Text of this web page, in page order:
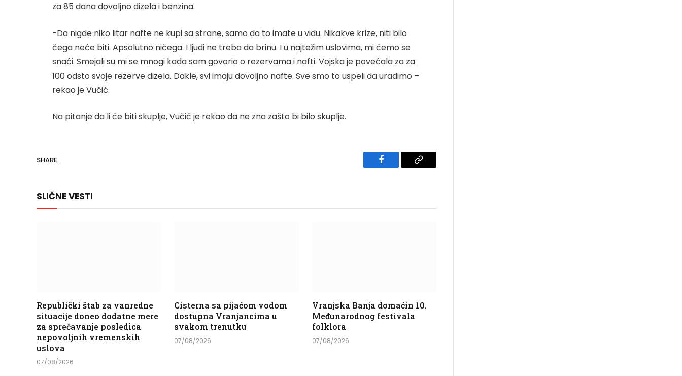
za 85 dana dovoljno dizela i benzina.
-Da nigde niko litar nafte ne kupi sa strane, samo da to imate u vidu. Nikakve krize, niti bilo
čega neće biti. Apsolutno ničega. I ljudi ne treba da brinu. I u najtežim uslovima, mi ćemo se
snaći. Smejali su mi se mnogi kada sam govorio o rezervama i nafti. Vojska je povećala za za
100 odsto svoje rezerve dizela. Dakle, svi imaju dovoljno nafte. Sve smo to uspeli da uradimo –
rekao je Vučić.
Na pitanje da li će biti skuplje, Vučić je rekao da ne zna zašto bi bilo skuplje.
SHARE.
Facebook Copy
SLIČNE VESTI
Republički štab za vanredne
situacije doneo dodatne mere
za sprečavanje posledica
nepovoljnih vremenskih
uslova
07/08/2026
Cisterna sa pijaćom vodom
dostupna Vranjancima u
svakom trenutku
07/08/2026
Vranjska Banja domaćin 10.
Međunarodnog festivala
folklora
07/08/2026